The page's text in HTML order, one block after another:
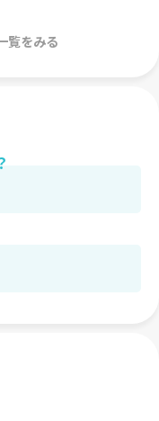
覧をみる